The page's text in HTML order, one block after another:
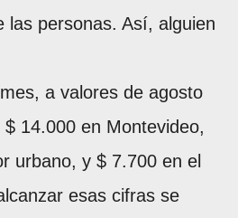
las personas. Así, alguien
a valores de agosto
14.000 en Montevideo,
urbano, y $ 7.700 en el
esas cifras se